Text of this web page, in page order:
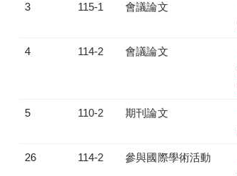
3 115-1 會議論文
4 114-2 會議論文
5 110-2 期刊論文
26 114-2 參與國際學術活動